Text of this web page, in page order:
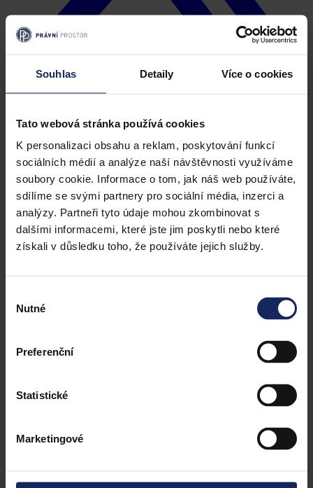
Souhlas Detaily Více o cookies
Tato webová stránka používá cookies
K personalizaci obsahu a reklam, poskytování funkcí
sociálních médií a analýze naší návštěvnosti využíváme
soubory cookie. Informace o tom, jak náš web používáte,
sdílíme se svými partnery pro sociální média, inzerci a
analýzy. Partneři tyto údaje mohou zkombinovat s
dalšími informacemi, které jste jim poskytli nebo které
získali v důsledku toho, že používáte jejich služby.
souhlasu
Nutné
Preferenční
Statistické
Marketingové
Kopírovat odkaz